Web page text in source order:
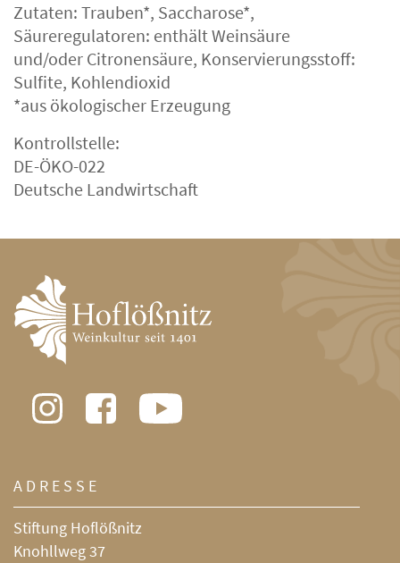
Zutaten: Trauben*, Saccharose*,
Säureregulatoren: enthält Weinsäure
und/oder Citronensäure, Konservierungsstoff:
Sulfite, Kohlendioxid
*aus ökologischer Erzeugung
Kontrollstelle:
DE-ÖKO-022
Deutsche Landwirtschaft
ADRESSE
Stiftung Hoflößnitz
Knohllweg 37